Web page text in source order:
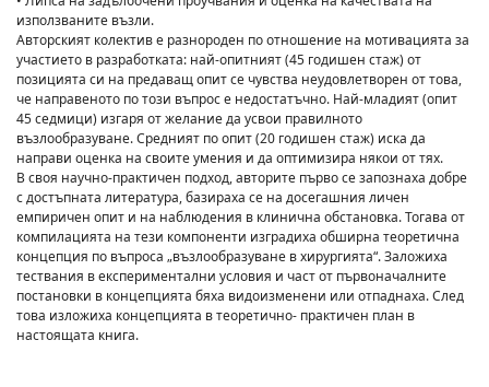
използваните възли.
Авторският колектив е разнороден по отношение на мотивацията за
участието в разработката: най-опитният (45 годишен стаж) от
позицията си на предаващ опит се чувства неудовлетворен от това,
че направеното по този въпрос е недостатъчно. Най-младият (опит
45 седмици) изгаря от желание да усвои правилното
възлообразуване. Средният по опит (20 годишен стаж) иска да
направи оценка на своите умения и да оптимизира някои от тях.
В своя научно-практичен подход, авторите първо се запознаха добре
с достъпната литература, базираха се на досегашния личен
емпиричен опит и на наблюдения в клинична обстановка. Тогава от
компилацията на тези компоненти изградиха обширна теоретична
концепция по въпроса „възлообразуване в хирургията“. Заложиха
тествания в експериментални условия и част от първоначалните
постановки в концепцията бяха видоизменени или отпаднаха. След
това изложиха концепцията в теоретично- практичен план в
настоящата книга.